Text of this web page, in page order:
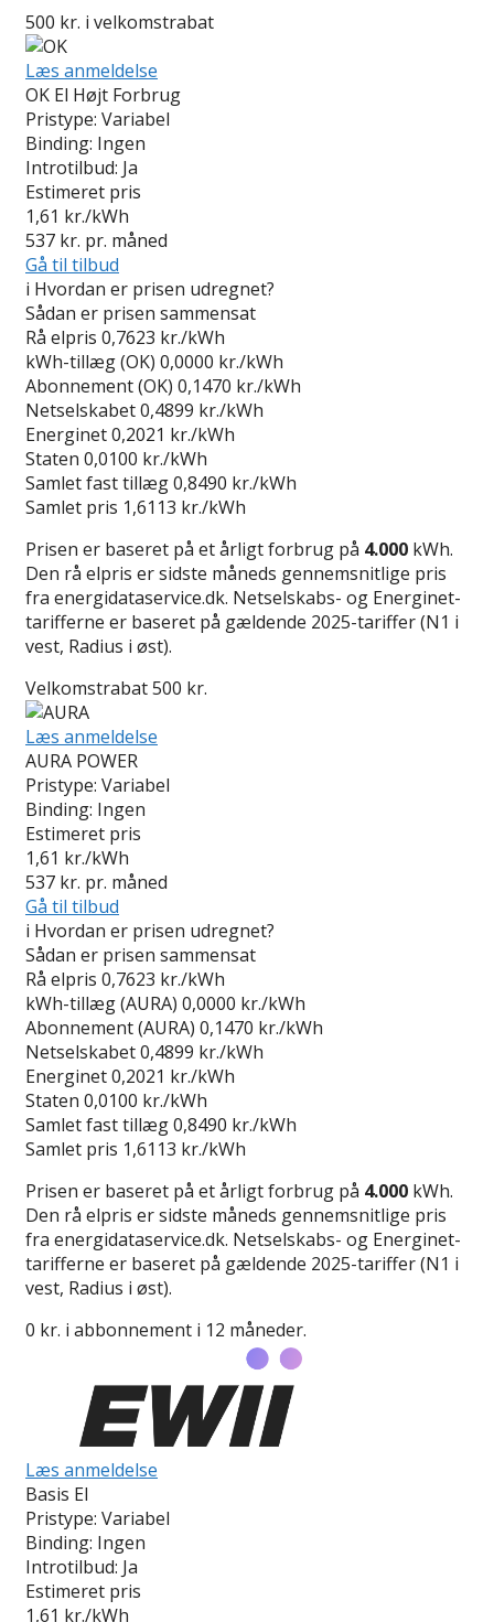
500 kr. i velkomstrabat
Læs anmeldelse
OK El Højt Forbrug
Pristype: Variabel
Binding: Ingen
Introtilbud: Ja
Estimeret pris
1,61 kr./kWh
537 kr. pr. måned
Gå til tilbud
i Hvordan er prisen udregnet?
Sådan er prisen sammensat
Rå elpris 0,7623 kr./kWh
kWh-tillæg (OK) 0,0000 kr./kWh
Abonnement (OK) 0,1470 kr./kWh
Netselskabet0,4899 kr./kWh
Energinet0,2021 kr./kWh
Staten 0,0100 kr./kWh
Samlet fast tillæg0,8490 kr./kWh
Samlet pris 1,6113 kr./kWh
Prisen er baseret på et årligt forbrug på 4.000 kWh.
Den rå elpris er sidste måneds gennemsnitlige pris
fra energidataservice.dk. Netselskabs- og Energinet-
tarifferne er baseret på gældende 2025-tariffer (N1 i
vest, Radius i øst).
Velkomstrabat 500 kr.
Læs anmeldelse
AURA POWER
Pristype: Variabel
Binding: Ingen
Estimeret pris
1,61 kr./kWh
537 kr. pr. måned
Gå til tilbud
i Hvordan er prisen udregnet?
Sådan er prisen sammensat
Rå elpris 0,7623 kr./kWh
kWh-tillæg (AURA) 0,0000 kr./kWh
Abonnement (AURA) 0,1470 kr./kWh
Netselskabet0,4899 kr./kWh
Energinet0,2021 kr./kWh
Staten 0,0100 kr./kWh
Samlet fast tillæg0,8490 kr./kWh
Samlet pris 1,6113 kr./kWh
Prisen er baseret på et årligt forbrug på 4.000 kWh.
Den rå elpris er sidste måneds gennemsnitlige pris
fra energidataservice.dk. Netselskabs- og Energinet-
tarifferne er baseret på gældende 2025-tariffer (N1 i
vest, Radius i øst).
0 kr. i abbonnement i 12 måneder.
Læs anmeldelse
Basis El
Pristype: Variabel
Binding: Ingen
Introtilbud: Ja
Estimeret pris
1,61 kr./kWh